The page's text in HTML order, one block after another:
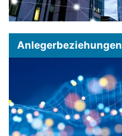
Anlegerbeziehungen